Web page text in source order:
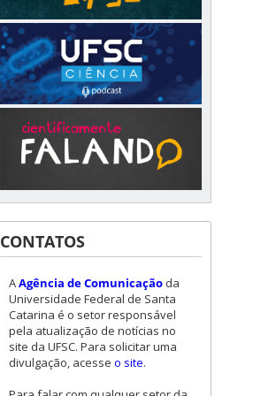
CONTATOS
AAgência de Comunicação da
Universidade Federal de Santa
Catarina é o setor responsável
pela atualização de notícias no
site da UFSC. Para solicitar uma
divulgação, acesse o site.